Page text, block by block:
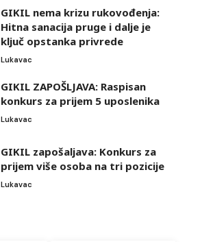
GIKIL nema krizu rukovođenja:
Hitna sanacija pruge i dalje je
ključ opstanka privrede
Lukavac
GIKIL ZAPOŠLJAVA: Raspisan
konkurs za prijem 5 uposlenika
Lukavac
GIKIL zapošaljava: Konkurs za
prijem više osoba na tri pozicije
Lukavac